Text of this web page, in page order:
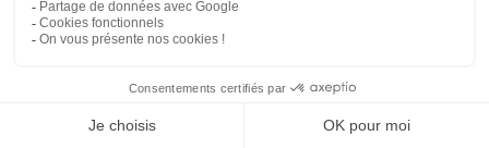
et besoins spécifiques en développement.
Chaque projet fait l’objet d’un chiffrage sur-
mesure après un premier échange sur vos
objectifs et votre contexte technique.